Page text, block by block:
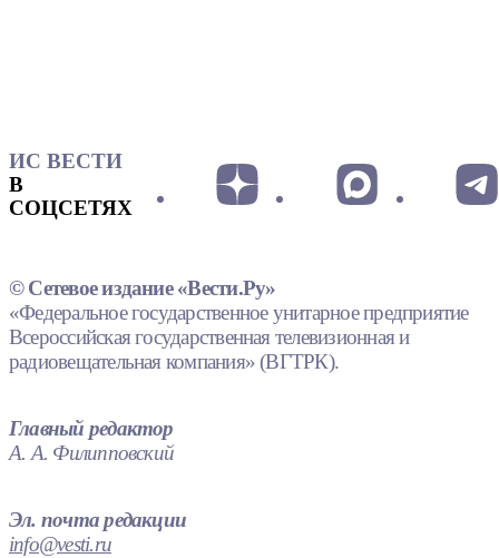
ИС ВЕСТИ
В
СОЦСЕТЯХ
© Сетевое издание «Вести.Ру»
«Федеральное государственное унитарное предприятие
Всероссийская государственная телевизионная и
радиовещательная компания» (ВГТРК).
Главный редактор
А. А. Филипповский
Эл. почта редакции
info@vesti.ru